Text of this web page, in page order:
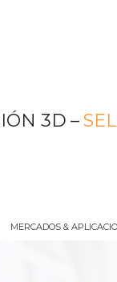
MERCADOS &
3D –